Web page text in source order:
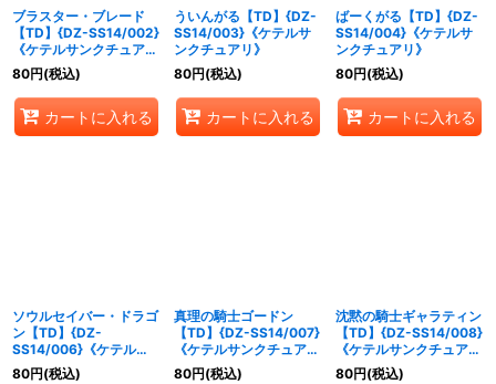
ブラスター・ブレード
【TD】{DZ-SS14/002}
《ケテルサンクチュア
リ》
80円(税込)
カートに入れる
ういんがる【TD】{DZ-
SS14/003}《ケテルサ
ンクチュアリ》
80円(税込)
カートに入れる
ばーくがる【TD】{DZ-
SS14/004}《ケテルサ
ンクチュアリ》
80円(税込)
カートに入れる
ソウルセイバー・ドラゴ
ン【TD】{DZ-
SS14/006}《ケテルサ
ンクチュアリ》
80円(税込)
真理の騎士ゴードン
【TD】{DZ-SS14/007}
《ケテルサンクチュア
リ》
80円(税込)
沈黙の騎士ギャラティン
【TD】{DZ-SS14/008}
《ケテルサンクチュア
リ》
80円(税込)